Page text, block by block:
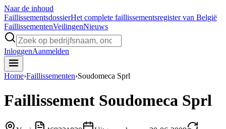
Naar de inhoud
FaillissementsdossierHet complete faillissementsregister van België
FaillissementenVeilingenNieuws
InloggenAanmelden
Home›Faillissementen›Soudomeca Sprl
Faillissement Soudomeca Sprl